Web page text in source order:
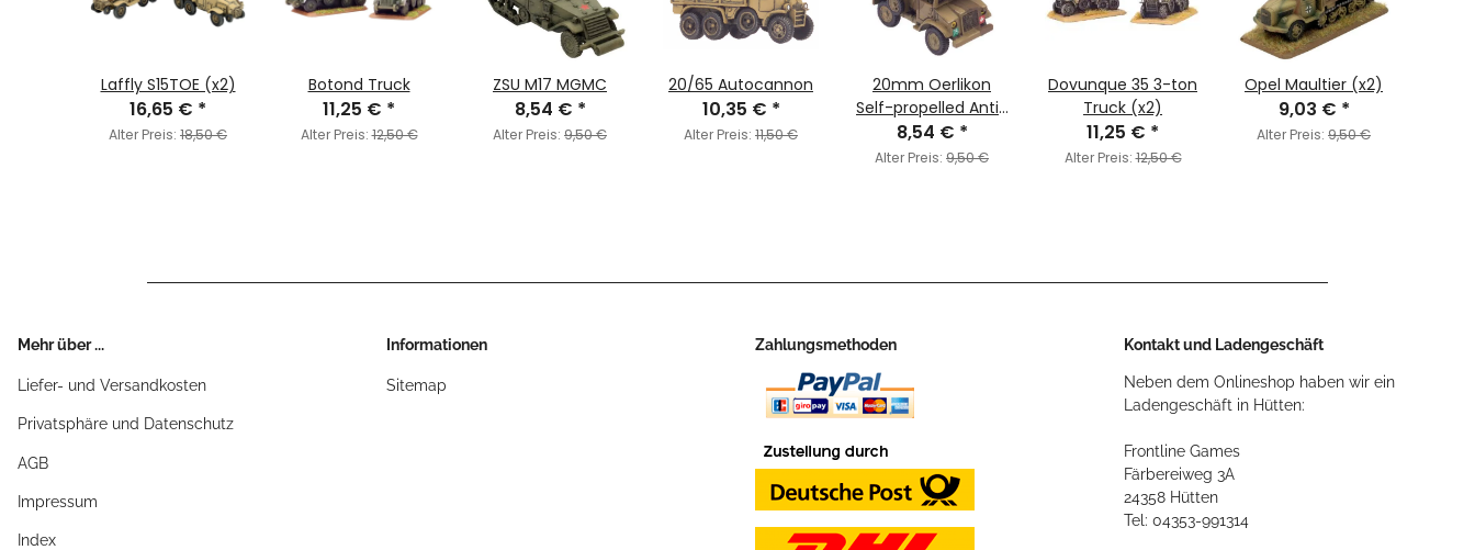
Laffly S15TOE (x2)
16,65 € *
Alter Preis: 18,50 €
Botond Truck
11,25 € *
Alter Preis:12,50 €
ZSU M17 MGMC
8,54 € *
Alter Preis: 9,50 €
20/65 Autocannon
10,35 € *
Alter Preis: 11,50 €
20mm Oerlikon
Self-propelled Anti-
Aircraft Gun
8,54 € *
Alter Preis: 9,50 €
Dovunque 35 3-ton
Truck (x2)
11,25 € *
Alter Preis:12,50 €
Opel Maultier (x2)
9,03 € *
Alter Preis: 9,50 €
Mehr über ...
Liefer- und Versandkosten
Privatsphäre und Datenschutz
AGB
Impressum
Index
Informationen
Sitemap
Zahlungsmethoden Kontakt und Ladengeschäft
Neben dem Onlineshop haben wir ein
Ladengeschäft in Hütten:
Frontline Games
Färbereiweg 3A
24358 Hütten
Tel: 04353-991314